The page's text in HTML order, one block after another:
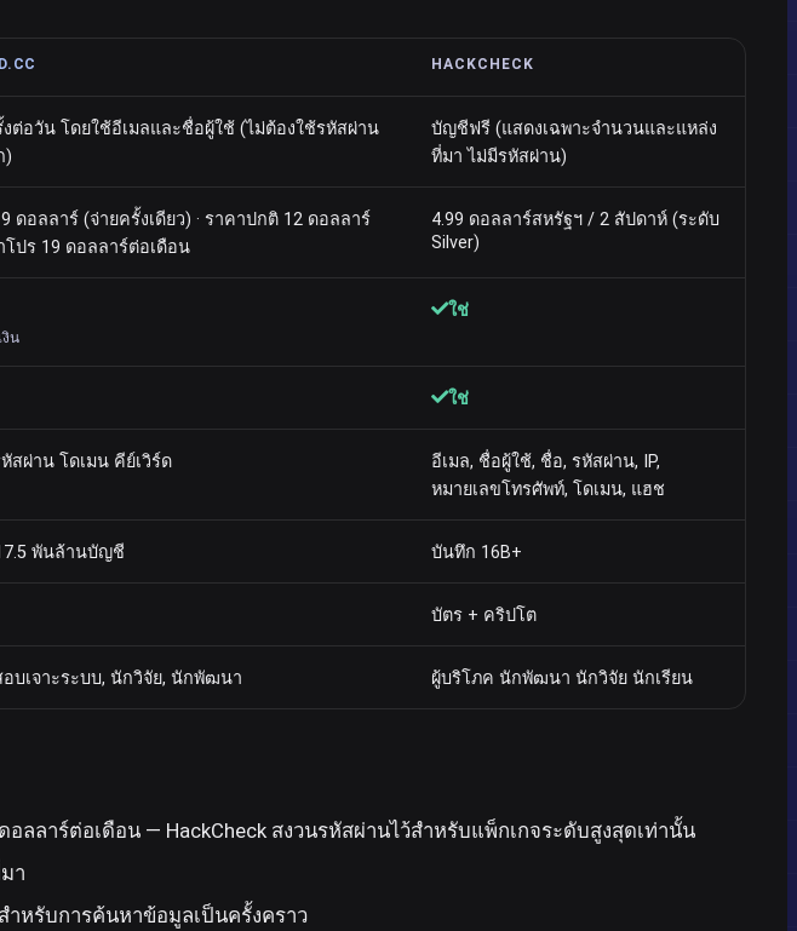
HACKCHECK
ต่อวัน โดยใช้อีเมลและชื่อผู้ใช้ (ไม่ต้องใช้รหัสผ่าน
)
บัญชีฟรี (แสดงเฉพาะจำนวนและแหล่ง
ที่มา ไม่มีรหัสผ่าน)
ดอลลาร์ (จ่ายครั้งเดียว) · ราคาปกติ 12 ดอลลาร์
โปร 19 ดอลลาร์ต่อเดือน
4.99 ดอลลาร์สหรัฐฯ / 2 สัปดาห์ (ระดับ
Silver)
งิน
ใช่
ใช่
สผ่าน โดเมน คีย์เวิร์ด
อีเมล, ชื่อผู้ใช้, ชื่อ, รหัสผ่าน, IP,
หมายเลขโทรศัพท์, โดเมน, แฮช
พันล้านบัญชี บันทึก 16B+
บัตร + คริปโต
บเจาะระบบ, นักวิจัย, นักพัฒนา ผู้บริโภค นักพัฒนา นักวิจัย นักเรียน
ลลาร์ต่อเดือน — HackCheck สงวนรหัสผ่านไว้สำหรับแพ็กเกจระดับสูงสุดเท่านั้น
า
ำหรับการค้นหาข้อมูลเป็นครั้งคราว